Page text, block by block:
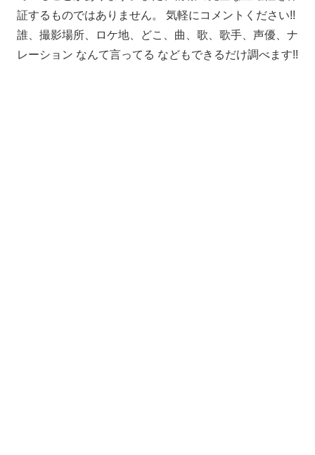
証するものではありません。 気軽にコメントください!!
誰、撮影場所、ロケ地、どこ、曲、歌、歌手、声優、ナ
レーション なんて言ってる などもできるだけ調べます!!